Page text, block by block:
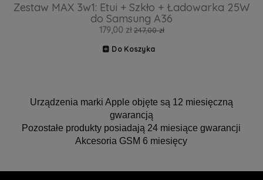
Zestaw MAX 3w1: Etui + Szkło + Ładowarka 25W
do Samsung A36
179,00 zł 247,00 zł
Do Koszyka
Urządzenia marki Apple objęte są 12 miesięczną
gwarancją
Pozostałe produkty posiadają 24 miesiące gwarancji
Akcesoria GSM 6 miesięcy